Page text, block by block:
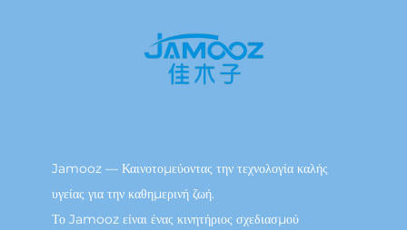
Jamooz — Καινοτομεύοντας την τεχνολογία καλής
υγείας για την καθημερινή ζωή.
Το Jamooz είναι ένας κινητήριος σχεδιασμού